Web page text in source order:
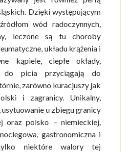
Dzięki występującym
wód radoczynnych,
leczone są tu choroby
układu krążenia i
kąpiele, ciepłe okłady,
do picia przyciągają do
zarówno kuracjuszy jak
i zagranicy. Unikalny,
u zbiegu granicy
oraz polsko – niemieckiej,
gastronomiczna i
niektóre walory tej